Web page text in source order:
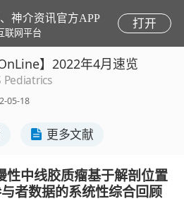
神介资讯官方APP
联网平台
打开
OnLine】2022年4月速览
Pediatrics
05-18
更多文献
中线胶质瘤基于解剖位置
者数据的系统性综合回顾